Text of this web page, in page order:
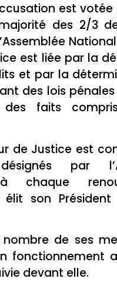
est
des 2/3
est liée par la
et par la
des lois
des faits
de Justice est
par
chaque
élit son
de ses
fonctionnement
devant elle.